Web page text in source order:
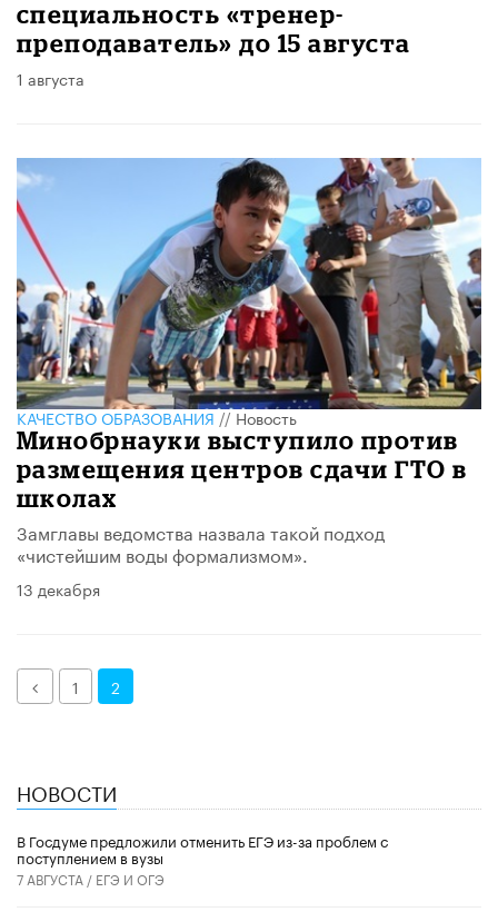
специальность «тренер-
преподаватель» до 15 августа
1 августа
КАЧЕСТВО ОБРАЗОВАНИЯ//Новость
Минобрнауки выступило против
размещения центров сдачи ГТО в
школах
Замглавы ведомства назвала такой подход
«чистейшим воды формализмом».
13 декабря
Назад1 2
НОВОСТИ
В Госдуме предложили отменить ЕГЭ из-за проблем с
поступлением в вузы
7 АВГУСТА / ЕГЭ И ОГЭ